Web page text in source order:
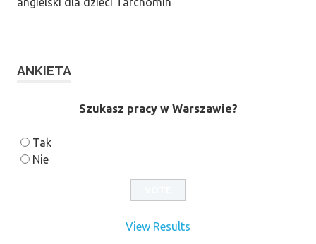
ANKIETA
Szukasz pracy w Warszawie?
Tak
Nie
View Results